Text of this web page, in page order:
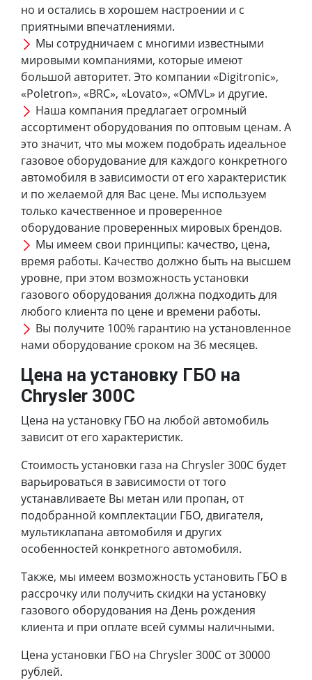
но и остались в хорошем настроении и с
приятными впечатлениями.
Мы сотрудничаем с многими известными
мировыми компаниями, которые имеют
большой авторитет. Это компании «Digitronic»,
«Poletron», «BRC», «Lovato», «OMVL» и другие.
Наша компания предлагает огромный
ассортимент оборудования по оптовым ценам. А
это значит, что мы можем подобрать идеальное
газовое оборудование для каждого конкретного
автомобиля в зависимости от его характеристик
и по желаемой для Вас цене. Мы используем
только качественное и проверенное
оборудование проверенных мировых брендов.
Мы имеем свои принципы: качество, цена,
время работы. Качество должно быть на высшем
уровне, при этом возможность установки
газового оборудования должна подходить для
любого клиента по цене и времени работы.
Вы получите 100% гарантию на установленное
нами оборудование сроком на 36 месяцев.
Цена на установку ГБО на
Chrysler 300C
Цена на установку ГБО на любой автомобиль
зависит от его характеристик.
Стоимость установки газа на Chrysler 300C будет
варьироваться в зависимости от того
устанавливаете Вы метан или пропан, от
подобранной комплектации ГБО, двигателя,
мультиклапана автомобиля и других
особенностей конкретного автомобиля.
Также, мы имеем возможность установить ГБО в
рассрочку или получить скидки на установку
газового оборудования на День рождения
клиента и при оплате всей суммы наличными.
Цена установки ГБО на Chrysler 300C от 30000
рублей.